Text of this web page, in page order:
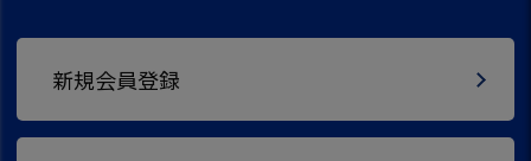
新規会員登録